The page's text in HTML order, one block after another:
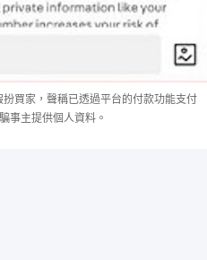
買家，聲稱已透過平台的付款功能支付
事主提供個人資料。